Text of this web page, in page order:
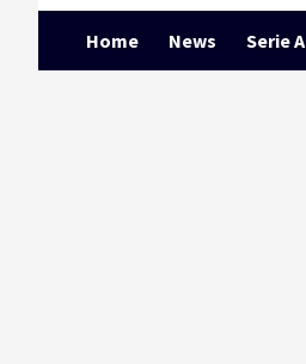
Home News Serie A